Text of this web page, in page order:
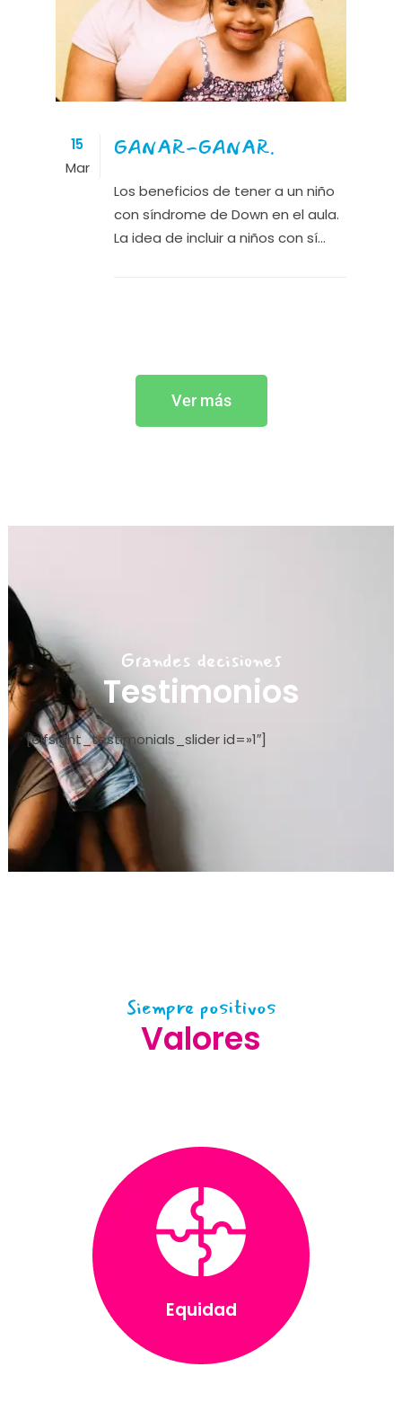
15
Mar
GANAR-GANAR.
Los beneficios de tener a un niño
con síndrome de Down en el aula.
La idea de incluir a niños con sí...
Ver más
Grandes decisiones
Testimonios
[elfsight_testimonials_slider id=»1″]
Siempre positivos
Valores
Equidad